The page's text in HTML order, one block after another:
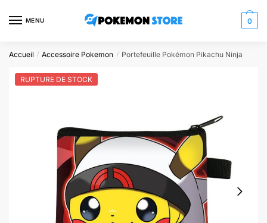
MENU 0
Accueil / Accessoire Pokemon / Portefeuille Pokémon Pikachu Ninja
RUPTURE DE STOCK